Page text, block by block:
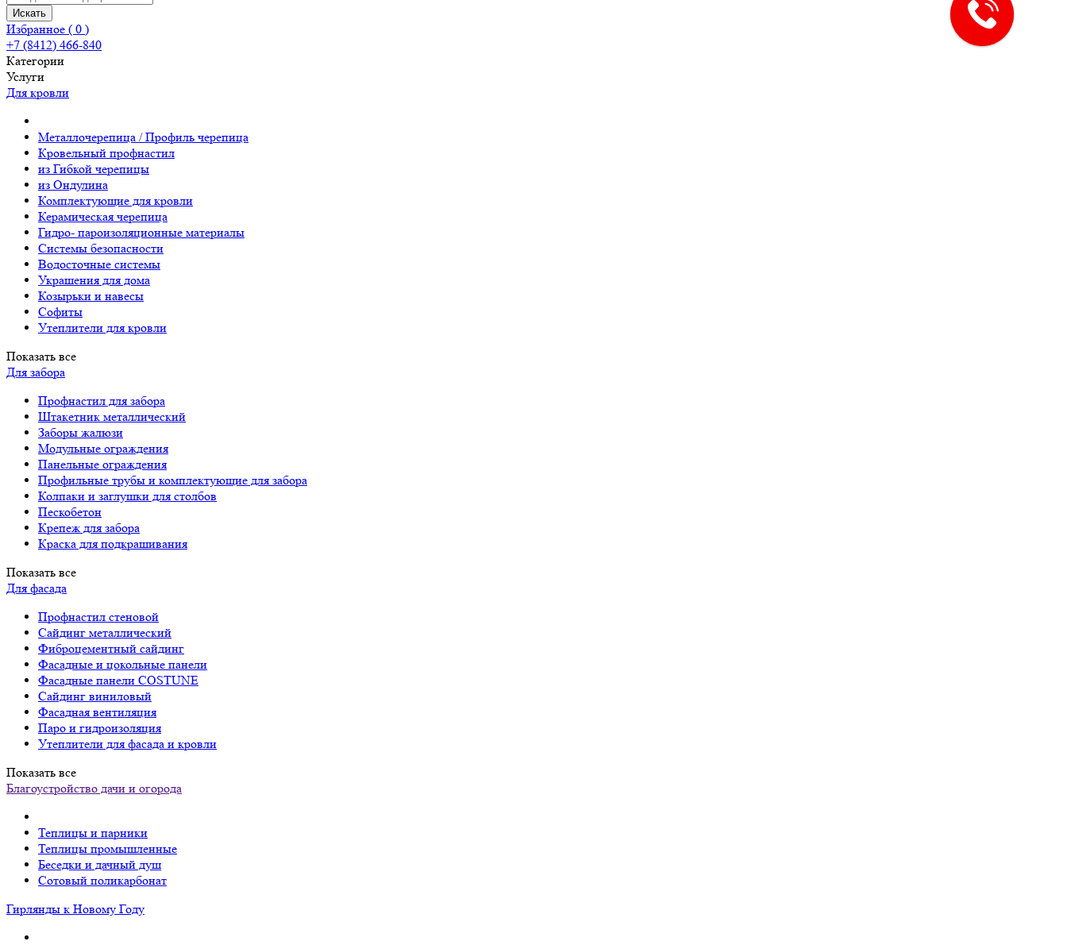
Искать
Избранное ( 0 )
+7 (8412) 466-840
Категории
Услуги
Для кровли
Металлочерепица / Профиль черепица
Кровельный профнастил
из Гибкой черепицы
из Ондулина
Комплектующие для кровли
Керамическая черепица
Гидро- пароизоляционные материалы
Системы безопасности
Водосточные системы
Украшения для дома
Козырьки и навесы
Софиты
Утеплители для кровли
Показать все
Для забора
Профнастил для забора
Штакетник металлический
Заборы жалюзи
Модульные ограждения
Панельные ограждения
Профильные трубы и комплектующие для забора
Колпаки и заглушки для столбов
Пескобетон
Крепеж для забора
Краска для подкрашивания
Показать все
Для фасада
Профнастил стеновой
Сайдинг металлический
Фиброцементный сайдинг
Фасадные и цокольные панели
Фасадные панели COSTUNE
Сайдинг виниловый
Фасадная вентиляция
Паро и гидроизоляция
Утеплители для фасада и кровли
Показать все
Благоустройство дачи и огорода
Теплицы и парники
Теплицы промышленные
Беседки и дачный душ
Сотовый поликарбонат
Гирлянды к Новому Году